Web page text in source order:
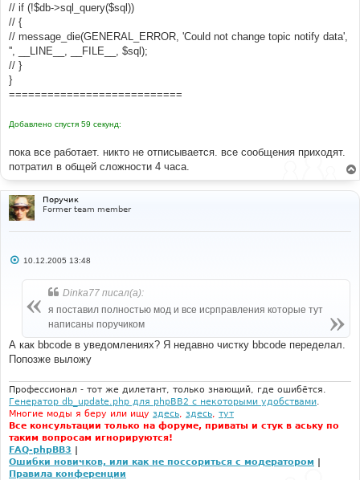
// if (!$db->sql_query($sql))
// {
// message_die(GENERAL_ERROR, 'Could not change topic notify data',
'', __LINE__, __FILE__, $sql);
// }
}
===========================
Добавлено спустя 59 секунд:
пока все работает. никто не отписывается. все сообщения приходят.
потратил в общей сложности 4 часа.
Поручик
Former team member
С
е
10.12.2005 13:48
Dinka77 писал(а):
я поставил полностью мод и все исрправления которые тут
написаны поручиком
А как bbcode в уведомлениях? Я недавно чистку bbcode переделал.
Попозже выложу
Профессионал - тот же дилетант, только знающий, где ошибётся.
Генератор db_update.php для phpBB2 с некоторыми удобствами.
Многие моды я беру или ищу здесь, здесь, тут
Все консультации только на форуме, приваты и стук в аську по
таким вопросам игнорируются!
FAQ-phpBB3 |
Ошибки новичков, или как не поссориться с модератором |
Правила конференции